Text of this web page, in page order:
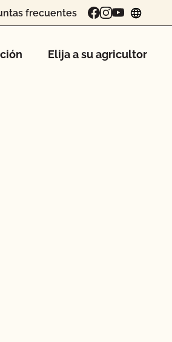
frecuentes
Elija a su agricultor